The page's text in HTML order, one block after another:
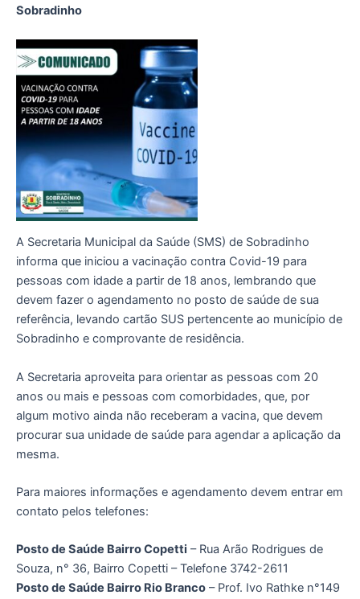
Sobradinho
A Secretaria Municipal da Saúde (SMS) de Sobradinho
informa que iniciou a vacinação contra Covid-19 para
pessoas com idade a partir de 18 anos, lembrando que
devem fazer o agendamento no posto de saúde de sua
referência, levando cartão SUS pertencente ao município de
Sobradinho e comprovante de residência.
A Secretaria aproveita para orientar as pessoas com 20
anos ou mais e pessoas com comorbidades, que, por
algum motivo ainda não receberam a vacina, que devem
procurar sua unidade de saúde para agendar a aplicação da
mesma.
Para maiores informações e agendamento devem entrar em
contato pelos telefones:
Posto de Saúde Bairro Copetti – Rua Arão Rodrigues de
Souza, n° 36, Bairro Copetti – Telefone 3742-2611
Posto de Saúde Bairro Rio Branco – Prof. Ivo Rathke n°149